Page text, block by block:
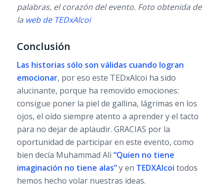
palabras, el corazón del evento. Foto obtenida de
la web de TEDxAlcoi
Conclusión
Las historias sólo son válidas cuando logran
emocionar, por eso este TEDxAlcoi ha sido
alucinante, porque ha removido emociones:
consigue poner la piel de gallina, lágrimas en los
ojos, el oído siempre atento a aprender y el tacto
para no dejar de aplaudir. GRACIAS por la
oportunidad de participar en este evento, como
bien decía Muhammad Ali “Quien no tiene
imaginación no tiene alas”y en TEDXAlcoi todos
hemos hecho volar nuestras ideas.